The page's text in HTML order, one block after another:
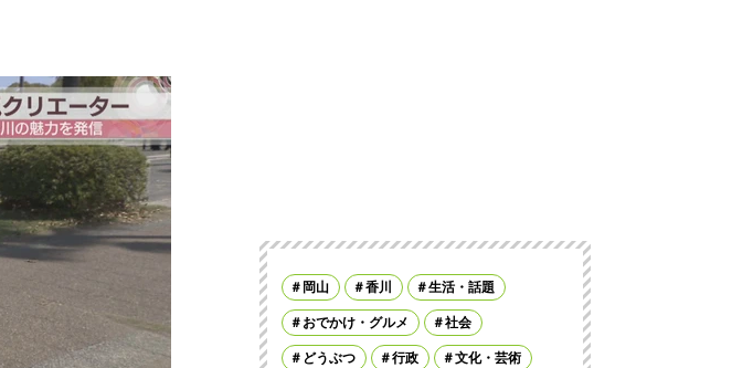
岡山 香川 生活・話題
おでかけ・グルメ 社会
どうぶつ 行政 文化・芸術